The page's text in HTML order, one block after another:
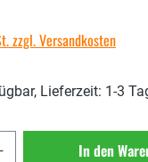
zzgl. Versandkosten
Lieferzeit: 1-3
Gib den
In den